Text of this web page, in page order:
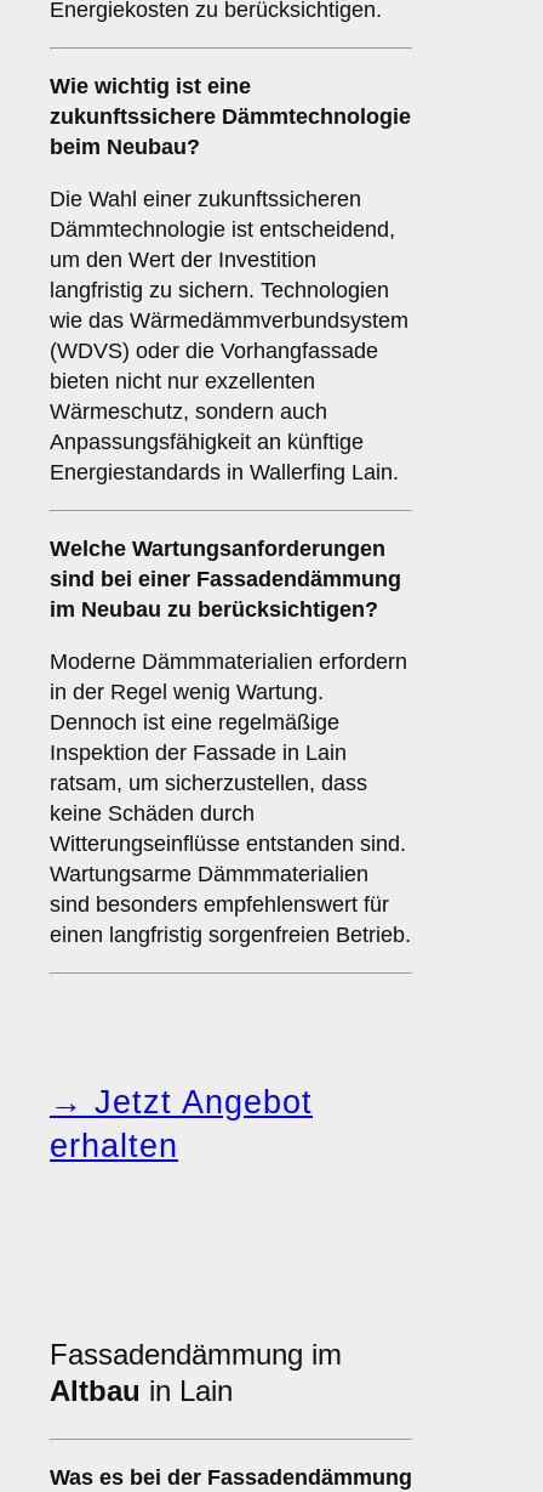
Energiekosten zu berücksichtigen.
Wie wichtig ist eine
zukunftssichere Dämmtechnologie
beim Neubau?
Die Wahl einer zukunftssicheren
Dämmtechnologie ist entscheidend,
um den Wert der Investition
langfristig zu sichern. Technologien
wie das Wärmedämmverbundsystem
(WDVS) oder die Vorhangfassade
bieten nicht nur exzellenten
Wärmeschutz, sondern auch
Anpassungsfähigkeit an künftige
Energiestandards in Wallerfing Lain.
Welche Wartungsanforderungen
sind bei einer Fassadendämmung
im Neubau zu berücksichtigen?
Moderne Dämmmaterialien erfordern
in der Regel wenig Wartung.
Dennoch ist eine regelmäßige
Inspektion der Fassade in Lain
ratsam, um sicherzustellen, dass
keine Schäden durch
Witterungseinflüsse entstanden sind.
Wartungsarme Dämmmaterialien
sind besonders empfehlenswert für
einen langfristig sorgenfreien Betrieb.
→ Jetzt Angebot
erhalten
Fassadendämmung im
Altbau in Lain
Was es bei der Fassadendämmung